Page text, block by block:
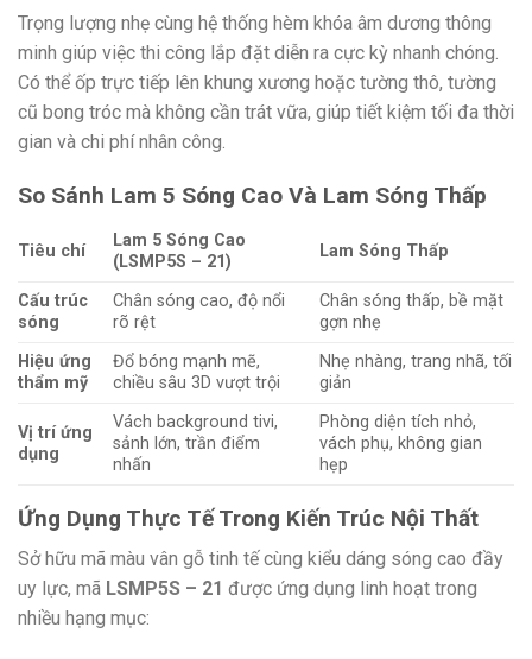
Trọng lượng nhẹ cùng hệ thống hèm khóa âm dương thông
minh giúp việc thi công lắp đặt diễn ra cực kỳ nhanh chóng.
Có thể ốp trực tiếp lên khung xương hoặc tường thô, tường
cũ bong tróc mà không cần trát vữa, giúp tiết kiệm tối đa thời
gian và chi phí nhân công.
So Sánh Lam 5 Sóng Cao Và Lam Sóng Thấp
Tiêu chí
Lam 5 Sóng Cao
(LSMP5S – 21)
Lam Sóng Thấp
Cấu trúc
sóng
Chân sóng cao, độ nổi
rõ rệt
Chân sóng thấp, bề mặt
gợn nhẹ
Hiệu ứng
thẩm mỹ
Đổ bóng mạnh mẽ,
chiều sâu 3D vượt trội
Nhẹ nhàng, trang nhã, tối
giản
Vị trí ứng
dụng
Vách background tivi,
sảnh lớn, trần điểm
nhấn
Phòng diện tích nhỏ,
vách phụ, không gian
hẹp
Ứng Dụng Thực Tế Trong Kiến Trúc Nội Thất
Sở hữu mã màu vân gỗ tinh tế cùng kiểu dáng sóng cao đầy
uy lực, mã LSMP5S – 21 được ứng dụng linh hoạt trong
nhiều hạng mục: